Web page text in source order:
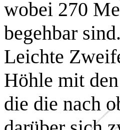
wobei 270
begehbar sind.
Leichte
Höhle mit
die die nach